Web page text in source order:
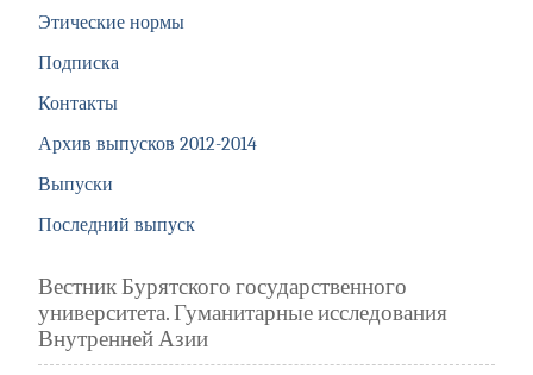
Этические нормы
Подписка
Контакты
Архив выпусков 2012-2014
Выпуски
Последний выпуск
Вестник Бурятского государственного
университета. Гуманитарные исследования
Внутренней Азии